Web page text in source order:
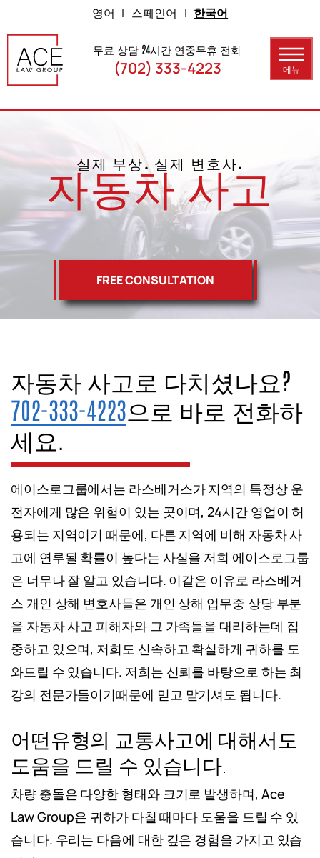
Skip to Main Content
무료 상담 24시간 연중무휴 전화
(702) 333-4223 메뉴
문의
자동차 사고
개인 상해
영어 | 스페인어 | 한국어
실제 부상. 실제 변호사.
자동차 사고
FREE CONSULTATION
자동차 사고로 다치셨나요?
702-333-4223으로 바로 전화하
세요.
에이스로그룹에서는 라스베거스가 지역의 특정상 운
전자에게 많은 위험이 있는 곳이며, 24시간 영업이 허
용되는 지역이기 때문에, 다른 지역에 비해 자동차 사
고에 연루될 확률이 높다는 사실을 저희 에이스로그룹
은 너무나 잘 알고 있습니다. 이같은 이유로 라스베거
스 개인 상해 변호사들은 개인 상해 업무중 상당 부분
을 자동차 사고 피해자와 그 가족들을 대리하는데 집
중하고 있으며, 저희도 신속하고 확실하게 귀하를 도
와드릴 수 있습니다. 저희는 신뢰를 바탕으로 하는 최
강의 전문가들이기때문에 믿고 맡기셔도 됩니다.
어떤유형의 교통사고에 대해서도
도움을 드릴 수 있습니다.
차량 충돌은 다양한 형태와 크기로 발생하며, Ace
Law Group은 귀하가 다칠 때마다 도움을 드릴 수 있
습니다. 우리는 다음에 대한 깊은 경험을 가지고 있습